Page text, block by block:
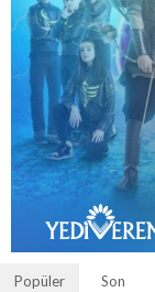
Popüler Son